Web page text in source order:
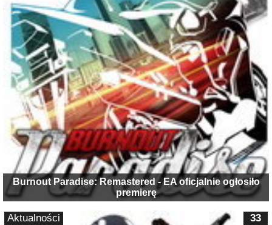
Burnout Paradise: Remastered - EA oficjalnie ogłosiło
premierę
33
Aktualności